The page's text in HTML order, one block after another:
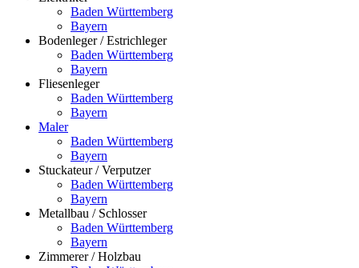
Baden Württemberg
Bayern
Bodenleger / Estrichleger
Baden Württemberg
Bayern
Fliesenleger
Baden Württemberg
Bayern
Maler
Baden Württemberg
Bayern
Stuckateur / Verputzer
Baden Württemberg
Bayern
Metallbau / Schlosser
Baden Württemberg
Bayern
Zimmerer / Holzbau